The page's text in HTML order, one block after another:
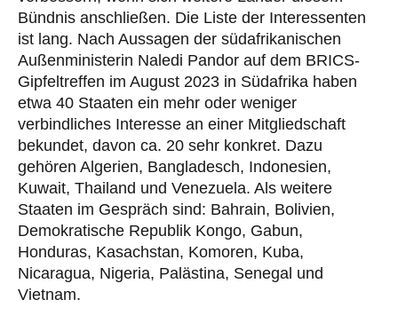
Bündnis anschließen. Die Liste der Interessenten
ist lang. Nach Aussagen der südafrikanischen
Außenministerin Naledi Pandor auf dem BRICS-
Gipfeltreffen im August 2023 in Südafrika haben
etwa 40 Staaten ein mehr oder weniger
verbindliches Interesse an einer Mitgliedschaft
bekundet, davon ca. 20 sehr konkret. Dazu
gehören Algerien, Bangladesch, Indonesien,
Kuwait, Thailand und Venezuela. Als weitere
Staaten im Gespräch sind: Bahrain, Bolivien,
Demokratische Republik Kongo, Gabun,
Honduras, Kasachstan, Komoren, Kuba,
Nicaragua, Nigeria, Palästina, Senegal und
Vietnam.